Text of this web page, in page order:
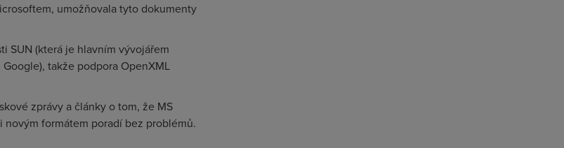
umožňovala tyto dokumenty
SUN (která je hlavním vývojářem
takže podpora OpenXML
zprávy a články o tom, že MS
formátem poradí bez problémů.